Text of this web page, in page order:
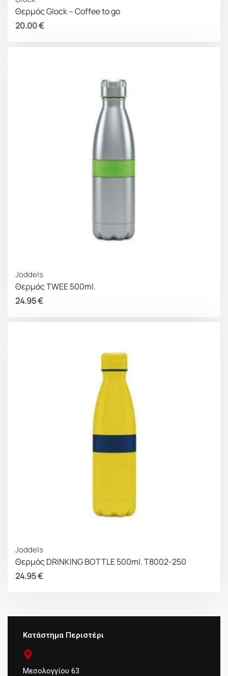
καπάκι αποτρέπει διαρροές και διαρροές
Κλίμακα σε χιλιοστόλιτρα και ουγγιές για ακριβή
παρακολούθηση της πρόσληψης ενυδάτωσης
Θερμός Glock – Coffee to go
20.00€
Joddels
Θερμός TWEE 500ml.
24.95€
Joddels
Θερμός DRINKING BOTTLE 500ml. T8002-250
24.95€
Κατάστημα Περιστέρι
Μεσολογγίου 63